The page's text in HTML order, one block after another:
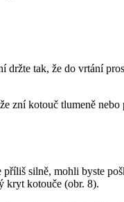
držte tak, že do vrtání
zní kotouč tlumeně
příliš silně, mohli byste
kryt kotouče (obr. 8).